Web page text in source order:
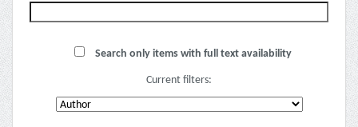
Search only items with full text availability
Current filters: